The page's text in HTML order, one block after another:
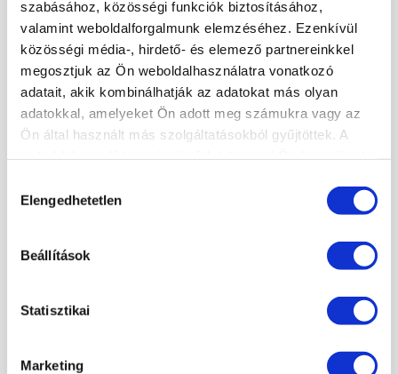
szabásához, közösségi funkciók biztosításához,
valamint weboldalforgalmunk elemzéséhez. Ezenkívül
közösségi média-, hirdető- és elemező partnereinkkel
megosztjuk az Ön weboldalhasználatra vonatkozó
adatait, akik kombinálhatják az adatokat más olyan
adatokkal, amelyeket Ön adott meg számukra vagy az
Ön által használt más szolgáltatásokból gyűjtöttek. A
kiválasztása
Elengedhetetlen
Beállítások
Statisztikai
Marketing
HÍREK, CIKKEK
ISKOLÁNKRÓL
TANÁRAINK
ISKOLÁNK KÉPEKBEN
MANIKŰRÖS ÉS KÖRÖMDIZÁJNER (PK 10124005)
KÖRÖMTÁBOR